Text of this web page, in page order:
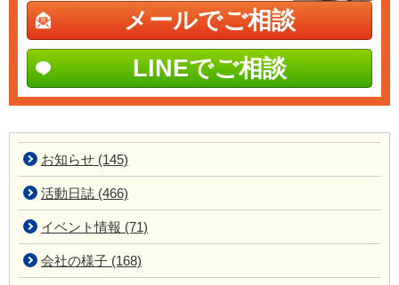
メールでご相談
LINEでご相談
お知らせ (145)
活動日誌 (466)
イベント情報 (71)
会社の様子 (168)